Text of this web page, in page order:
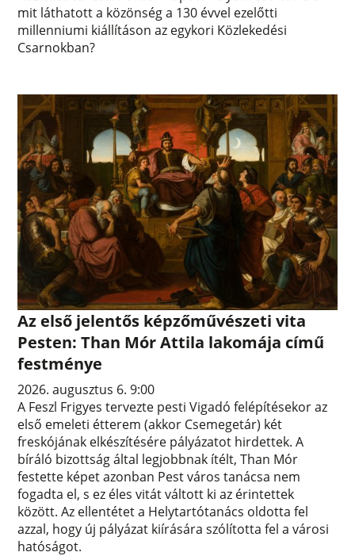
mit láthatott a közönség a 130 évvel ezelőtti
millenniumi kiállításon az egykori Közlekedési
Csarnokban?
Az első jelentős képzőművészeti vita
Pesten: Than Mór Attila lakomája című
festménye
2026. augusztus 6. 9:00
A Feszl Frigyes tervezte pesti Vigadó felépítésekor az
első emeleti étterem (akkor Csemegetár) két
freskójának elkészítésére pályázatot hirdettek. A
bíráló bizottság által legjobbnak ítélt, Than Mór
festette képet azonban Pest város tanácsa nem
fogadta el, s ez éles vitát váltott ki az érintettek
között. Az ellentétet a Helytartótanács oldotta fel
azzal, hogy új pályázat kiírására szólította fel a városi
hatóságot.